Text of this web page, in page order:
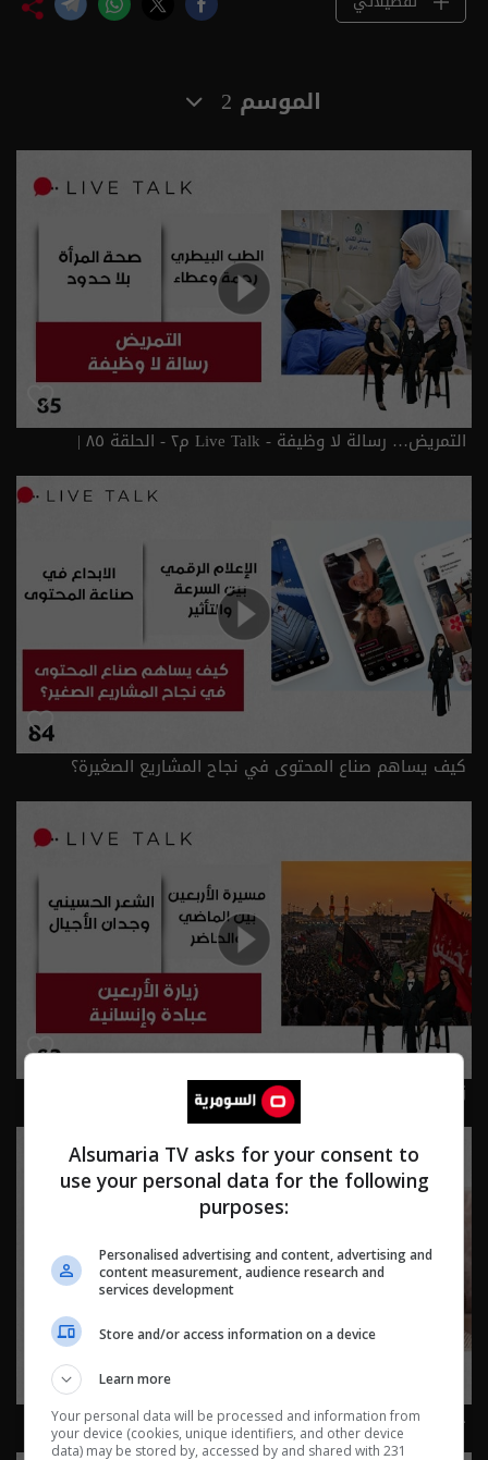
الموسم 2
التمريض… رسالة لا وظيفة - Live Talk م٢ - الحلقة ٨٥ |
الموسم 2
كيف يساهم صناع المحتوى في نجاح المشاريع الصغيرة؟
الحلقة ٨٤ | الموسم 2
حقوق الحيوان… ثقافة إنسانية - Live Talk م٢ - الحلقة ٨٢ |
Alsumaria TV asks for your consent to
use your personal data for the following
purposes:
Personalised advertising and content, advertising and
content measurement, audience research and
services development
Store and/or access information on a device
Learn more
Your personal data will be processed and information from
your device (cookies, unique identifiers, and other device
data) may be stored by, accessed by and shared with 231